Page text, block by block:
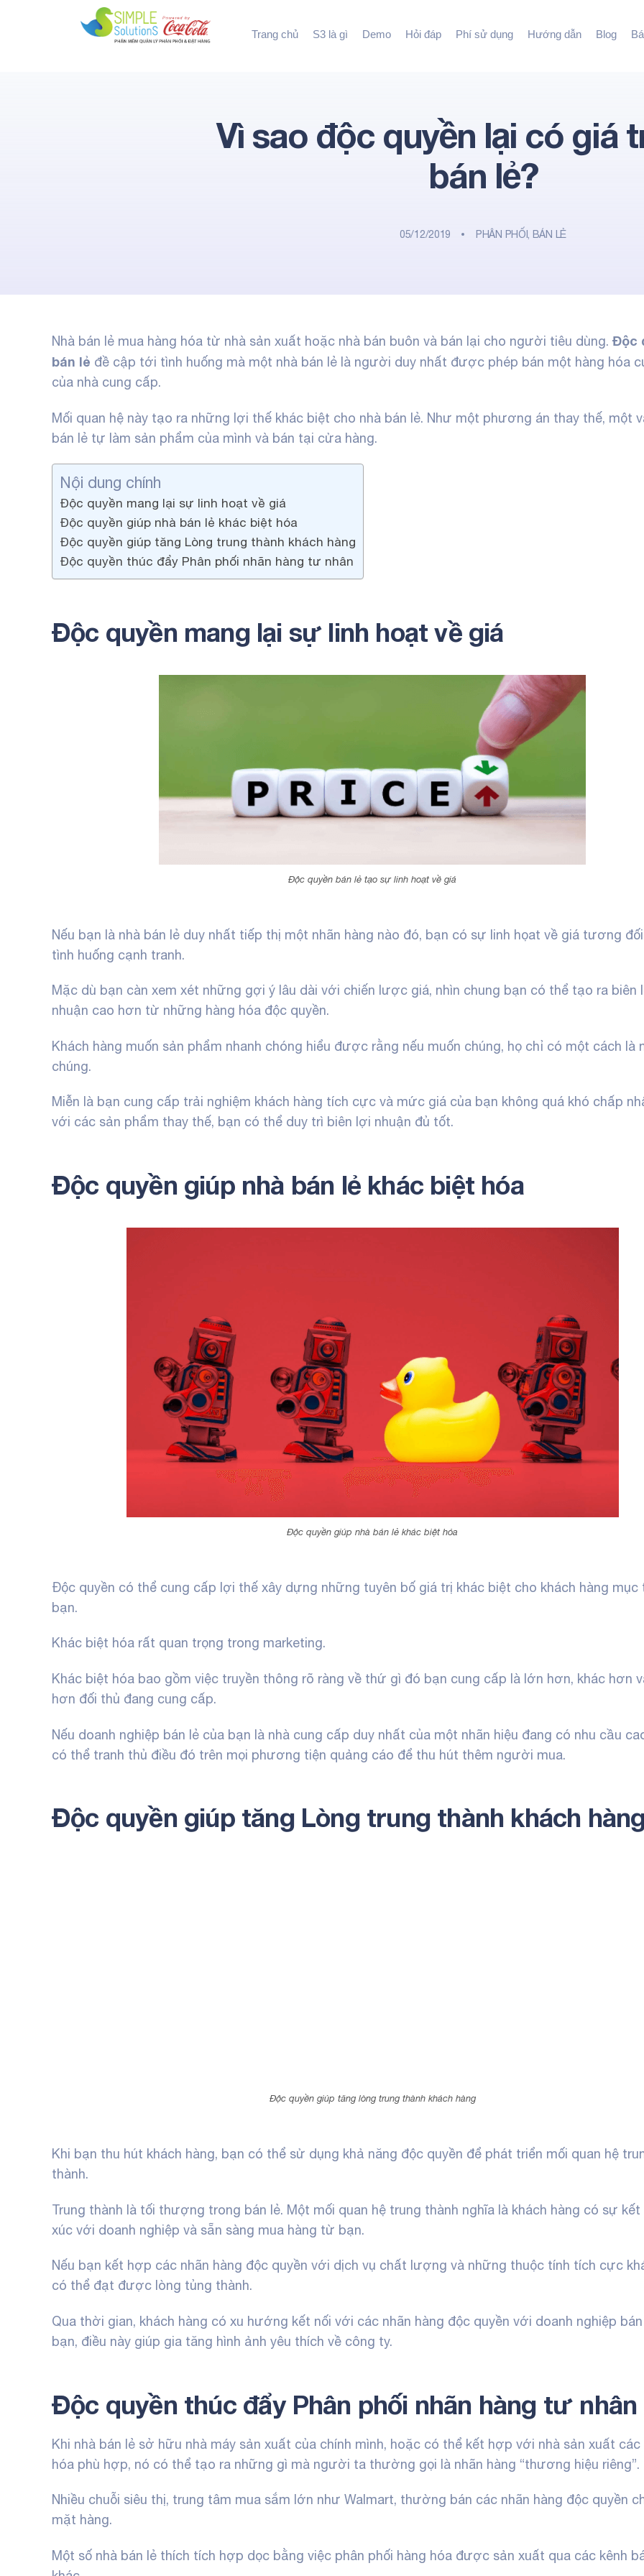
Trang chủ S3 là gì Demo Hỏi đáp Phí sử dụng Hướng dẫn Blog
Vì sao độc quyền lại có giá
bán lẻ?
05/12/2019 PHÂN PHỐI, BÁN LẺ
Nhà bán lẻ mua hàng hóa từ nhà sản xuất hoặc nhà bán buôn và bán lại cho người tiêu dùng. Độc
bán lẻ đề cập tới tình huống mà một nhà bán lẻ là người duy nhất được phép bán một hàng hóa
của nhà cung cấp.
Mối quan hệ này tạo ra những lợi thế khác biệt cho nhà bán lẻ. Như một phương án thay thế, một
bán lẻ tự làm sản phẩm của mình và bán tại cửa hàng.
Nội dung chính
Độc quyền mang lại sự linh hoạt về giá
Độc quyền giúp nhà bán lẻ khác biệt hóa
Độc quyền giúp tăng Lòng trung thành khách hàng
Độc quyền thúc đẩy Phân phối nhãn hàng tư nhân
Độc quyền mang lại sự linh hoạt về giá
Độc quyền bán lẻ tạo sự linh hoạt về giá
Nếu bạn là nhà bán lẻ duy nhất tiếp thị một nhãn hàng nào đó, bạn có sự linh họat về giá tương
tình huống cạnh tranh.
Mặc dù bạn càn xem xét những gợi ý lâu dài với chiến lược giá, nhìn chung bạn có thể tạo ra biên
nhuận cao hơn từ những hàng hóa độc quyền.
Khách hàng muốn sản phẩm nhanh chóng hiểu được rằng nếu muốn chúng, họ chỉ có một cách là
chúng.
Miễn là bạn cung cấp trải nghiệm khách hàng tích cực và mức giá của bạn không quá khó chấp
với các sản phẩm thay thế, bạn có thể duy trì biên lợi nhuận đủ tốt.
Độc quyền giúp nhà bán lẻ khác biệt hóa
Độc quyền giúp nhà bán lẻ khác biệt hóa
Độc quyền có thể cung cấp lợi thế xây dựng những tuyên bố giá trị khác biệt cho khách hàng mục
bạn.
Khác biệt hóa rất quan trọng trong marketing.
Khác biệt hóa bao gồm việc truyền thông rõ ràng về thứ gì đó bạn cung cấp là lớn hơn, khác hơn
hơn đối thủ đang cung cấp.
Nếu doanh nghiệp bán lẻ của bạn là nhà cung cấp duy nhất của một nhãn hiệu đang có nhu cầu
có thể tranh thủ điều đó trên mọi phương tiện quảng cáo để thu hút thêm người mua.
Độc quyền giúp tăng Lòng trung thành khách hàng
Độc quyền giúp tăng lòng trung thành khách hàng
Khi bạn thu hút khách hàng, bạn có thể sử dụng khả năng độc quyền để phát triển mối quan hệ
thành.
Trung thành là tối thượng trong bán lẻ. Một mối quan hệ trung thành nghĩa là khách hàng có sự kết
xúc với doanh nghiệp và sẵn sàng mua hàng từ bạn.
Nếu bạn kết hợp các nhãn hàng độc quyền với dịch vụ chất lượng và những thuộc tính tích cực
có thể đạt được lòng tủng thành.
Qua thời gian, khách hàng có xu hướng kết nối với các nhãn hàng độc quyền với doanh nghiệp
bạn, điều này giúp gia tăng hình ảnh yêu thích về công ty.
Độc quyền thúc đẩy Phân phối nhãn hàng tư nhân
Khi nhà bán lẻ sở hữu nhà máy sản xuất của chính mình, hoặc có thể kết hợp với nhà sản xuất các
hóa phù hợp, nó có thể tạo ra những gì mà người ta thường gọi là nhãn hàng “thương hiệu riêng”.
Nhiều chuỗi siêu thị, trung tâm mua sắm lớn như Walmart, thường bán các nhãn hàng độc quyền
mặt hàng.
Một số nhà bán lẻ thích tích hợp dọc bằng việc phân phối hàng hóa được sản xuất qua các kênh